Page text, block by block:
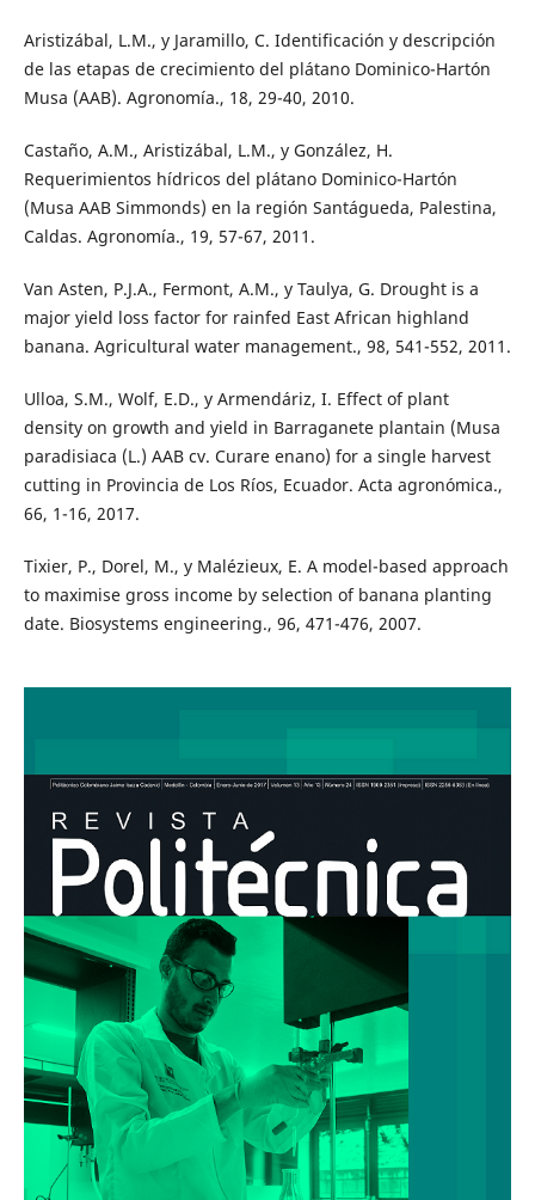
Aristizábal, L.M., y Jaramillo, C. Identificación y descripción
de las etapas de crecimiento del plátano Dominico-Hartón
Musa (AAB). Agronomía., 18, 29-40, 2010.
Castaño, A.M., Aristizábal, L.M., y González, H.
Requerimientos hídricos del plátano Dominico-Hartón
(Musa AAB Simmonds) en la región Santágueda, Palestina,
Caldas. Agronomía., 19, 57-67, 2011.
Van Asten, P.J.A., Fermont, A.M., y Taulya, G. Drought is a
major yield loss factor for rainfed East African highland
banana. Agricultural water management., 98, 541-552, 2011.
Ulloa, S.M., Wolf, E.D., y Armendáriz, I. Effect of plant
density on growth and yield in Barraganete plantain (Musa
paradisiaca (L.) AAB cv. Curare enano) for a single harvest
cutting in Provincia de Los Ríos, Ecuador. Acta agronómica.,
66, 1-16, 2017.
Tixier, P., Dorel, M., y Malézieux, E. A model-based approach
to maximise gross income by selection of banana planting
date. Biosystems engineering., 96, 471-476, 2007.